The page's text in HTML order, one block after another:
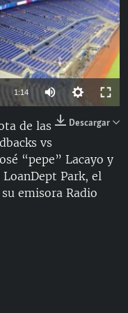
LATINA
360p
available
1:14 Auto
144p
360p
480p
Descargar
de las
vs
“pepe” Lacayo y
Park, el
emisora Radio